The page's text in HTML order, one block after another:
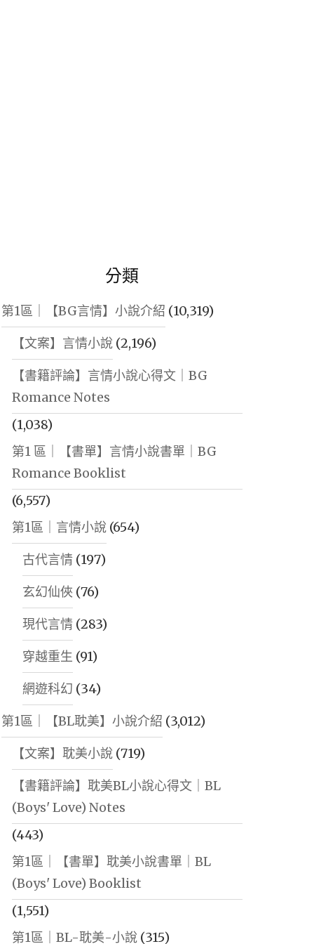
分類
第1區｜【BG言情】小說介紹 (10,319)
【文案】言情小說(2,196)
【書籍評論】言情小說心得文｜BG
Romance Notes
(1,038)
第1 區｜【書單】言情小說書單｜BG
Romance Booklist
(6,557)
第1區｜言情小說(654)
古代言情(197)
玄幻仙俠 (76)
現代言情(283)
穿越重生 (91)
網遊科幻 (34)
第1區｜【BL耽美】小說介紹 (3,012)
【文案】耽美小說(719)
【書籍評論】耽美BL小說心得文｜BL
(Boys' Love) Notes
(443)
第1區｜【書單】耽美小說書單｜BL
(Boys' Love) Booklist
(1,551)
第1區｜BL-耽美-小說(315)